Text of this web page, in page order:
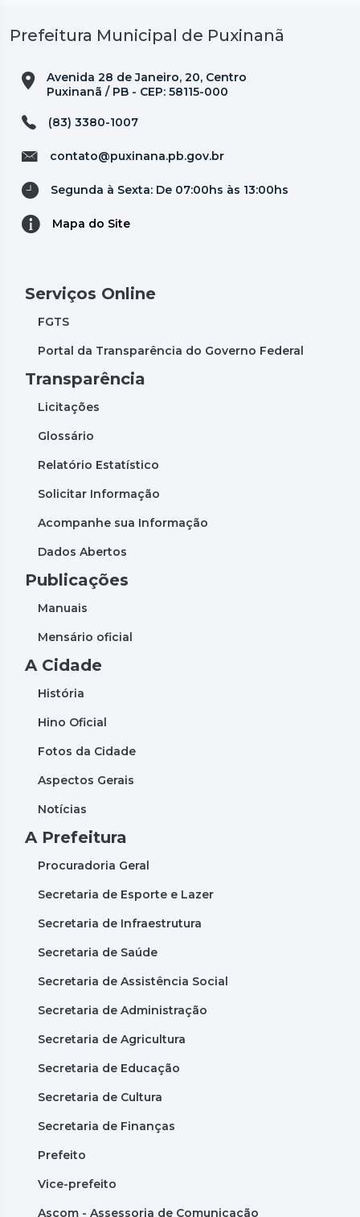
Prefeitura Municipal de Puxinanã
Avenida 28 de Janeiro, 20, Centro
Puxinanã / PB - CEP: 58115-000
(83) 3380-1007
contato@puxinana.pb.gov.br
Segunda à Sexta: De 07:00hs às 13:00hs
Mapa do Site
Serviços Online
FGTS
Portal da Transparência do Governo Federal
Transparência
Licitações
Glossário
Relatório Estatístico
Solicitar Informação
Acompanhe sua Informação
Dados Abertos
Publicações
Manuais
Mensário oficial
A Cidade
História
Hino Oficial
Fotos da Cidade
Aspectos Gerais
Notícias
A Prefeitura
Procuradoria Geral
Secretaria de Esporte e Lazer
Secretaria de Infraestrutura
Secretaria de Saúde
Secretaria de Assistência Social
Secretaria de Administração
Secretaria de Agricultura
Secretaria de Educação
Secretaria de Cultura
Secretaria de Finanças
Prefeito
Vice-prefeito
Ascom - Assessoria de Comunicação